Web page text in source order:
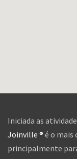
Iniciada as
Joinville ® é o mais
principalmente